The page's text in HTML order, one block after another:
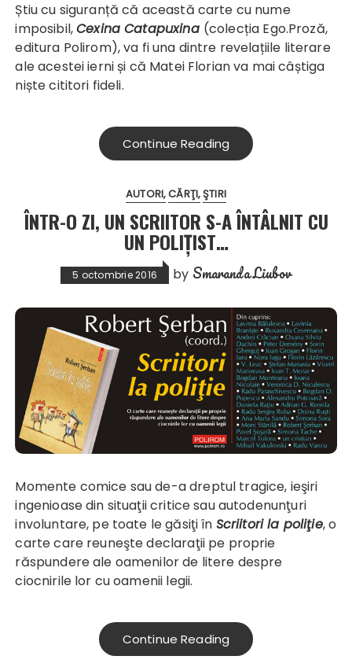
Știu cu siguranță că această carte cu nume
imposibil,Cexina Catapuxina (colecția Ego.Proză,
editura Polirom), va fi una dintre revelațiile literare
ale acestei ierni și că Matei Florian va mai câștiga
niște cititori fideli.
Continue Reading
AUTORI CĂRŢI ŞTIRI
ÎNTR-O ZI, UN SCRIITOR S-A ÎNTÂLNIT CU
UN POLIȚIST…
5 octombrie 2016 by Smaranda Liubov
Momente comice sau de-a dreptul tragice, ieşiri
ingenioase din situaţii critice sau autodenunţuri
involuntare, pe toate le găsiţi în Scriitori la poliţie, o
carte care reuneşte declaraţii pe proprie
răspundere ale oamenilor de litere despre
ciocnirile lor cu oamenii legii.
Continue Reading